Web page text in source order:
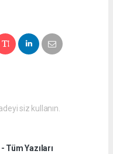
siz kullanın.
Tüm Yazıları